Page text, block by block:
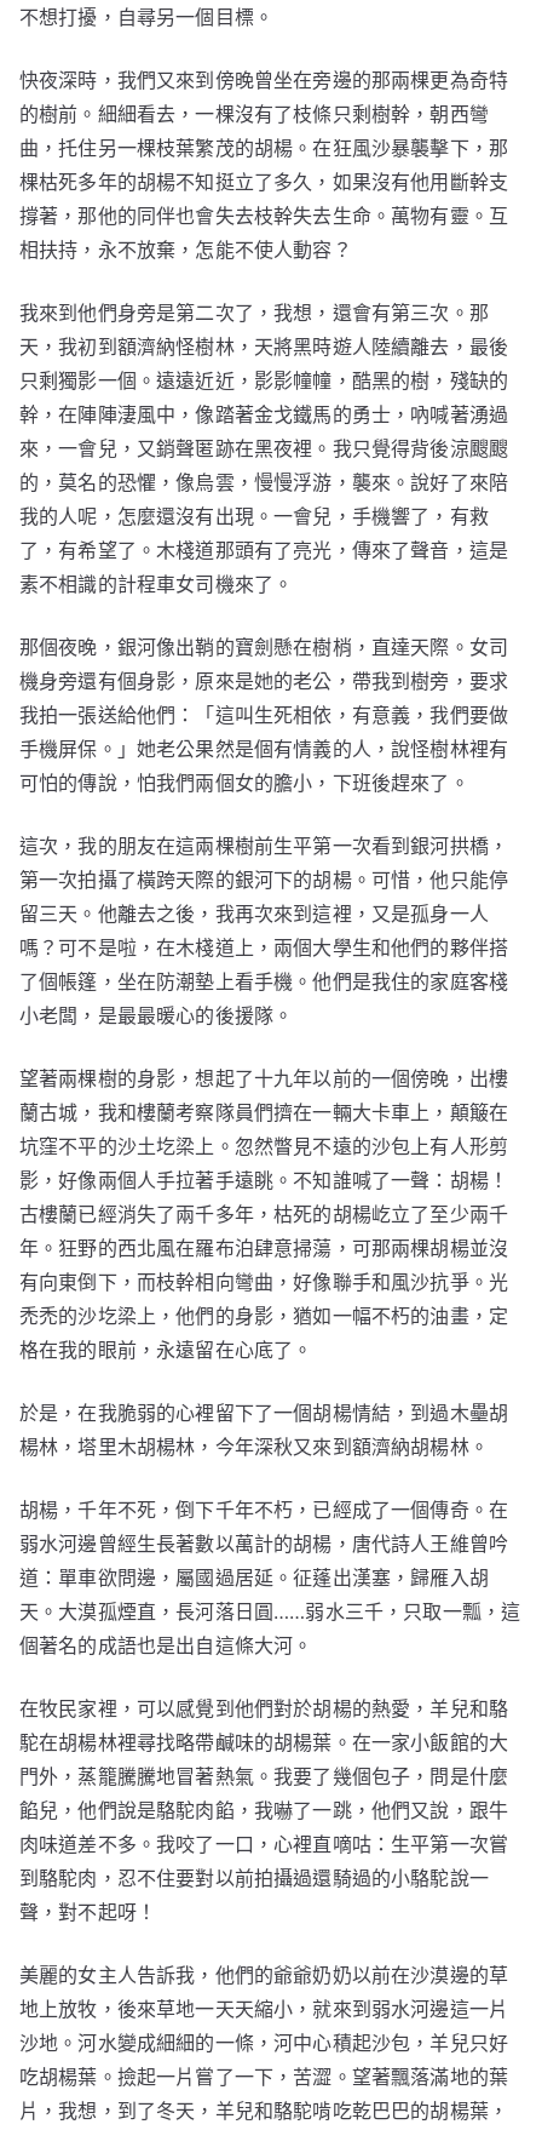
不想打擾，自尋另一個目標。
快夜深時，我們又來到傍晚曾坐在旁邊的那兩棵更為奇特
的樹前。細細看去，一棵沒有了枝條只剩樹幹，朝西彎
曲，托住另一棵枝葉繁茂的胡楊。在狂風沙暴襲擊下，那
棵枯死多年的胡楊不知挺立了多久，如果沒有他用斷幹支
撐著，那他的同伴也會失去枝幹失去生命。萬物有靈。互
相扶持，永不放棄，怎能不使人動容？
我來到他們身旁是第二次了，我想，還會有第三次。那
天，我初到額濟納怪樹林，天將黑時遊人陸續離去，最後
只剩獨影一個。遠遠近近，影影幢幢，酷黑的樹，殘缺的
幹，在陣陣淒風中，像踏著金戈鐵馬的勇士，吶喊著湧過
來，一會兒，又銷聲匿跡在黑夜裡。我只覺得背後涼颼颼
的，莫名的恐懼，像烏雲，慢慢浮游，襲來。說好了來陪
我的人呢，怎麼還沒有出現。一會兒，手機響了，有救
了，有希望了。木棧道那頭有了亮光，傳來了聲音，這是
素不相識的計程車女司機來了。
那個夜晚，銀河像出鞘的寶劍懸在樹梢，直達天際。女司
機身旁還有個身影，原來是她的老公，帶我到樹旁，要求
我拍一張送給他們：「這叫生死相依，有意義，我們要做
手機屏保。」她老公果然是個有情義的人，說怪樹林裡有
可怕的傳說，怕我們兩個女的膽小，下班後趕來了。
這次，我的朋友在這兩棵樹前生平第一次看到銀河拱橋，
第一次拍攝了橫跨天際的銀河下的胡楊。可惜，他只能停
留三天。他離去之後，我再次來到這裡，又是孤身一人
嗎？可不是啦，在木棧道上，兩個大學生和他們的夥伴搭
了個帳篷，坐在防潮墊上看手機。他們是我住的家庭客棧
小老闆，是最最暖心的後援隊。
望著兩棵樹的身影，想起了十九年以前的一個傍晚，出樓
蘭古城，我和樓蘭考察隊員們擠在一輛大卡車上，顛簸在
坑窪不平的沙土圪梁上。忽然瞥見不遠的沙包上有人形剪
影，好像兩個人手拉著手遠眺。不知誰喊了一聲：胡楊！
古樓蘭已經消失了兩千多年，枯死的胡楊屹立了至少兩千
年。狂野的西北風在羅布泊肆意掃蕩，可那兩棵胡楊並沒
有向東倒下，而枝幹相向彎曲，好像聯手和風沙抗爭。光
禿禿的沙圪梁上，他們的身影，猶如一幅不朽的油畫，定
格在我的眼前，永遠留在心底了。
於是，在我脆弱的心裡留下了一個胡楊情結，到過木壘胡
楊林，塔里木胡楊林，今年深秋又來到額濟納胡楊林。
胡楊，千年不死，倒下千年不朽，已經成了一個傳奇。在
弱水河邊曾經生長著數以萬計的胡楊，唐代詩人王維曾吟
道：單車欲問邊，屬國過居延。征蓬出漢塞，歸雁入胡
天。大漠孤煙直，長河落日圓……弱水三千，只取一瓢，這
個著名的成語也是出自這條大河。
在牧民家裡，可以感覺到他們對於胡楊的熱愛，羊兒和駱
駝在胡楊林裡尋找略帶鹹味的胡楊葉。在一家小飯館的大
門外，蒸籠騰騰地冒著熱氣。我要了幾個包子，問是什麼
餡兒，他們說是駱駝肉餡，我嚇了一跳，他們又說，跟牛
肉味道差不多。我咬了一口，心裡直嘀咕：生平第一次嘗
到駱駝肉，忍不住要對以前拍攝過還騎過的小駱駝說一
聲，對不起呀！
美麗的女主人告訴我，他們的爺爺奶奶以前在沙漠邊的草
地上放牧，後來草地一天天縮小，就來到弱水河邊這一片
沙地。河水變成細細的一條，河中心積起沙包，羊兒只好
吃胡楊葉。撿起一片嘗了一下，苦澀。望著飄落滿地的葉
片，我想，到了冬天，羊兒和駱駝啃吃乾巴巴的胡楊葉，